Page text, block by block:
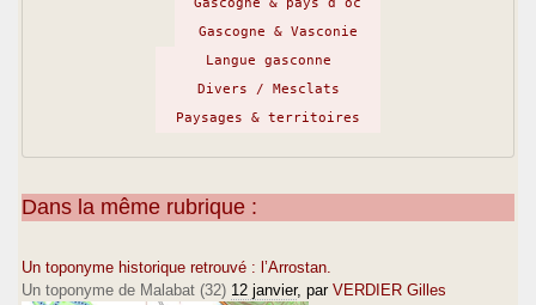
Gascogne & Vasconie
Langue gasconne
Divers / Mesclats
Paysages & territoires
Dans la même rubrique :
Un toponyme historique retrouvé : l’Arrostan.
Un toponyme de Malabat (32) 12 janvier, par VERDIER Gilles